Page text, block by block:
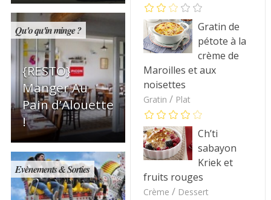
Qu'o qu'in minge ?
{RESTO}
Manger Au
Pain d’Alouette
!
Evènements & Sorties
Gratin de
pétote à la
crème de
Maroilles et aux
noisettes
Gratin / Plat
Ch’ti
sabayon
Kriek et
fruits rouges
Crème / Dessert